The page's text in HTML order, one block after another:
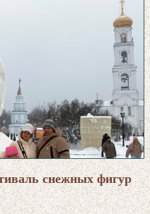
снежных фигур